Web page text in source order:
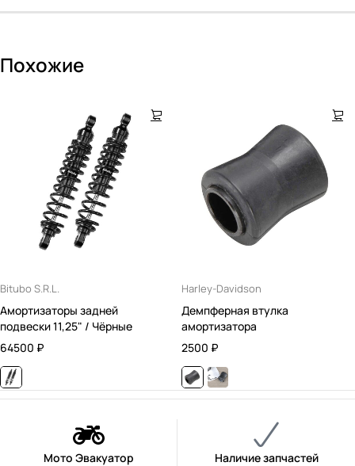
Похожие
Bitubo S.R.L.
Амортизаторы задней
подвески 11,25" / Чёрные
64500 ₽
Harley-Davidson
Демпферная втулка
амортизатора
2500 ₽
Мото Эвакуатор Наличие запчастей